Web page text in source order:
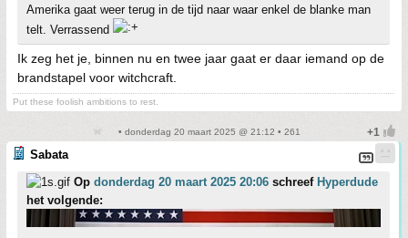
Amerika gaat weer terug in de tijd naar waar enkel de blanke man
telt. Verrassend
Ik zeg het je, binnen nu en twee jaar gaat er daar iemand op de
brandstapel voor witchcraft.
Put these foolish ambitions to rest.
• donderdag 20 maart 2025 @ 21:12 • 261
Sabata
Op donderdag 20 maart 2025 20:06 schreef Hyperdude
het volgende: